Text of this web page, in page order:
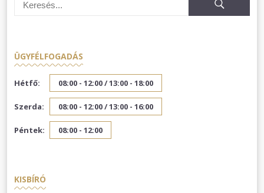
ÜGYFÉLFOGADÁS
Hétfő: 08:00 - 12:00 /13:00 - 18:00
Szerda: 08:00 - 12:00 /13:00 - 16:00
Péntek: 08:00 - 12:00
KISBÍRÓ